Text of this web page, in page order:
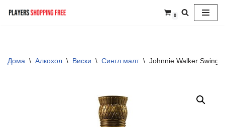
0
Дома \ Алкохол \ Виски \ Сингл малт \ Johnnie Walker Swing